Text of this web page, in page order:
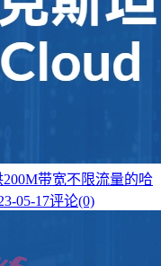
带宽不限流量的哈
05-17评论(0)